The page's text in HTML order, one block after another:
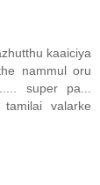
kaaiciya
nammul oru
super pa...
valarke